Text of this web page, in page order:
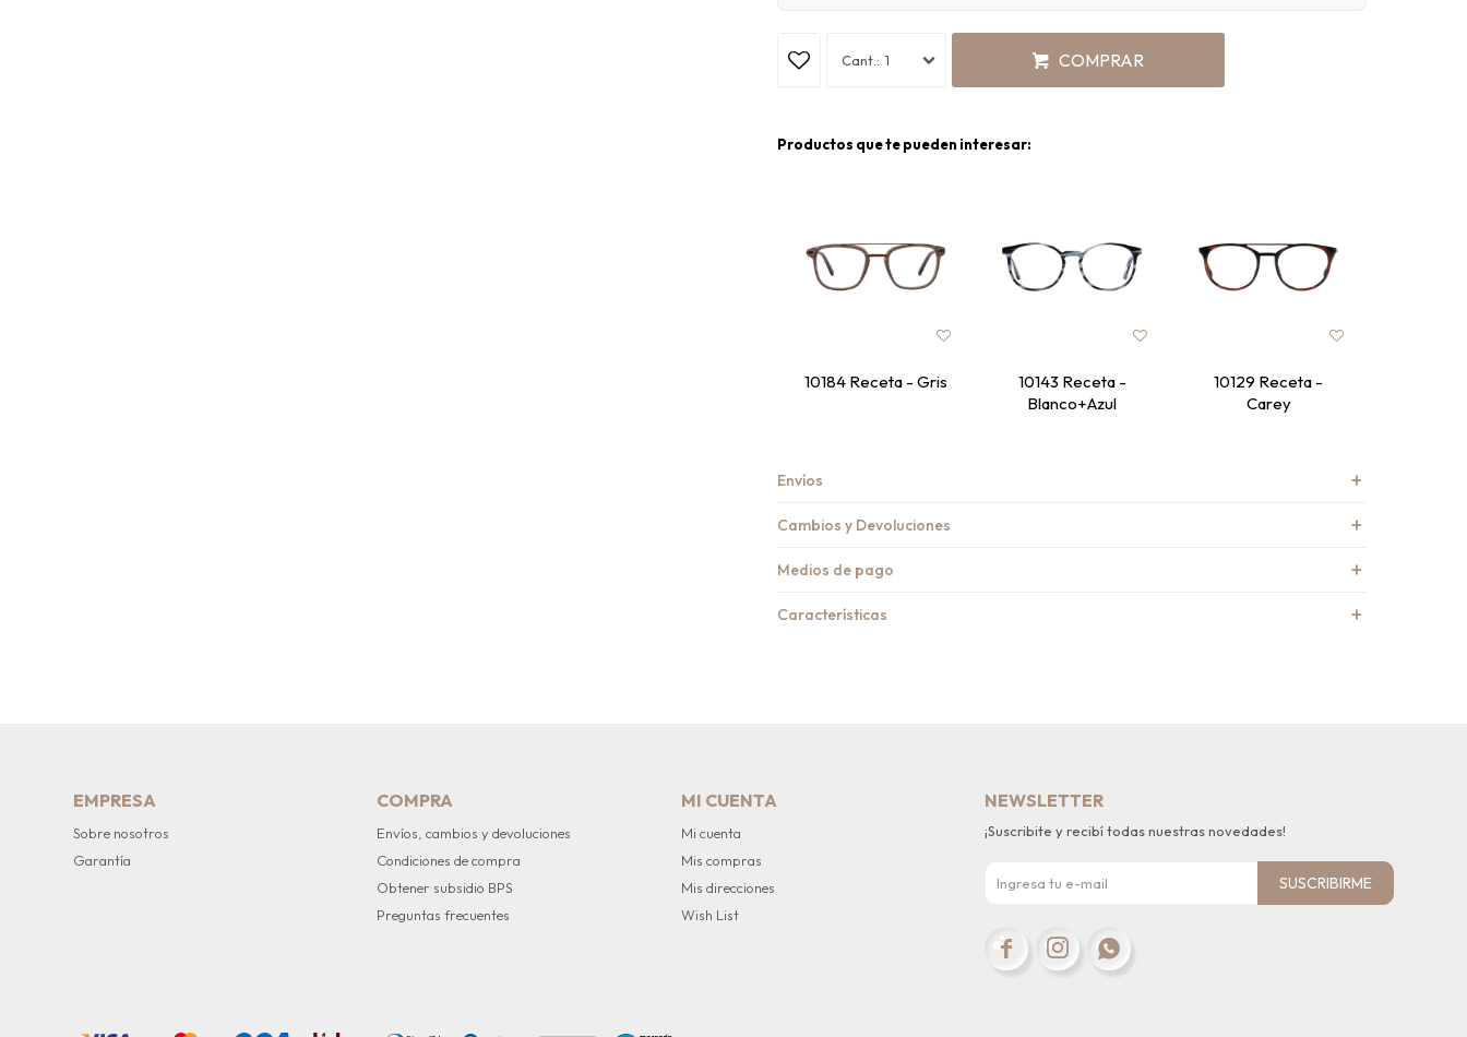
1 COMPRAR
Productos que te pueden interesar:
10184 Receta - Gris
10143 Receta -
Blanco+Azul
10129 Receta -
Carey
Envíos
Cambios y Devoluciones
Medios de pago
Características
EMPRESA
Sobre nosotros
Garantía
COMPRA
Envíos, cambios y devoluciones
Condiciones de compra
Obtener subsidio BPS
Preguntas frecuentes
MI CUENTA
Mi cuenta
Mis compras
Mis direcciones
Wish List
NEWSLETTER
¡Suscribite y recibí todas nuestras novedades!
SUSCRIBIRME
  